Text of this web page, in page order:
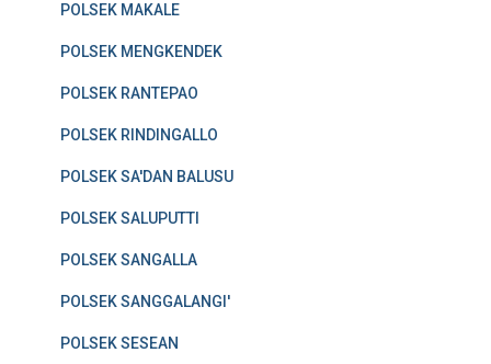
POLSEK MAKALE
POLSEK MENGKENDEK
POLSEK RANTEPAO
POLSEK RINDINGALLO
POLSEK SA'DAN BALUSU
POLSEK SALUPUTTI
POLSEK SANGALLA
POLSEK SANGGALANGI'
POLSEK SESEAN